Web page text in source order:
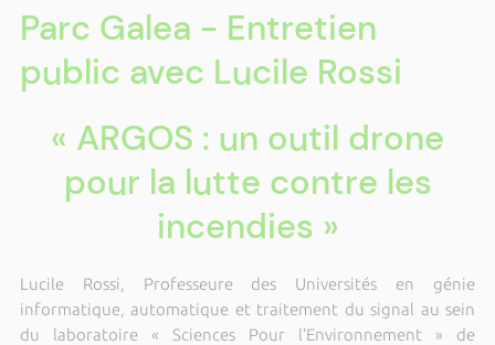
Parc Galea - Entretien
public avec Lucile Rossi
« ARGOS : un outil drone
pour la lutte contre les
incendies »
Lucile Rossi, Professeure des Universités en génie
informatique, automatique et traitement du signal au sein
du laboratoire « Sciences Pour l’Environnement » de